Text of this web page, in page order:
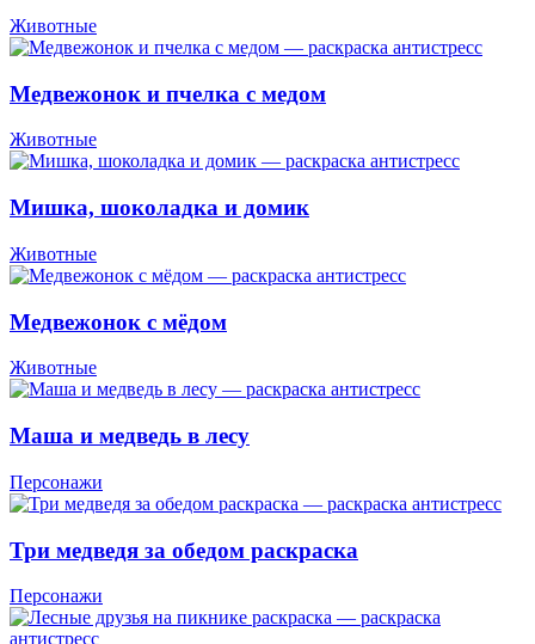
Животные
Медвежонок и пчелка с медом
Животные
Мишка, шоколадка и домик
Животные
Медвежонок с мёдом
Животные
Маша и медведь в лесу
Персонажи
Три медведя за обедом раскраска
Персонажи